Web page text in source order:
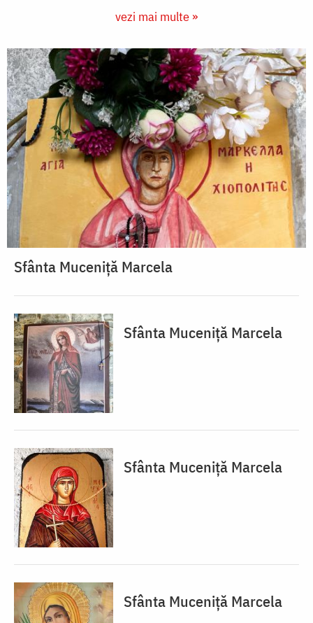
vezi mai multe »
Sfânta Muceniță Marcela
Sfânta Muceniță Marcela
Sfânta Muceniță Marcela
Sfânta Muceniță Marcela